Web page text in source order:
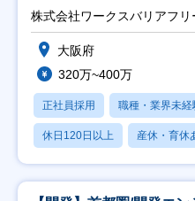
日祝】
株式会社ワークスバリアフリ
大阪府
320万~400万
正社員採用 職種・業界未経
休日120日以上 産休・育休